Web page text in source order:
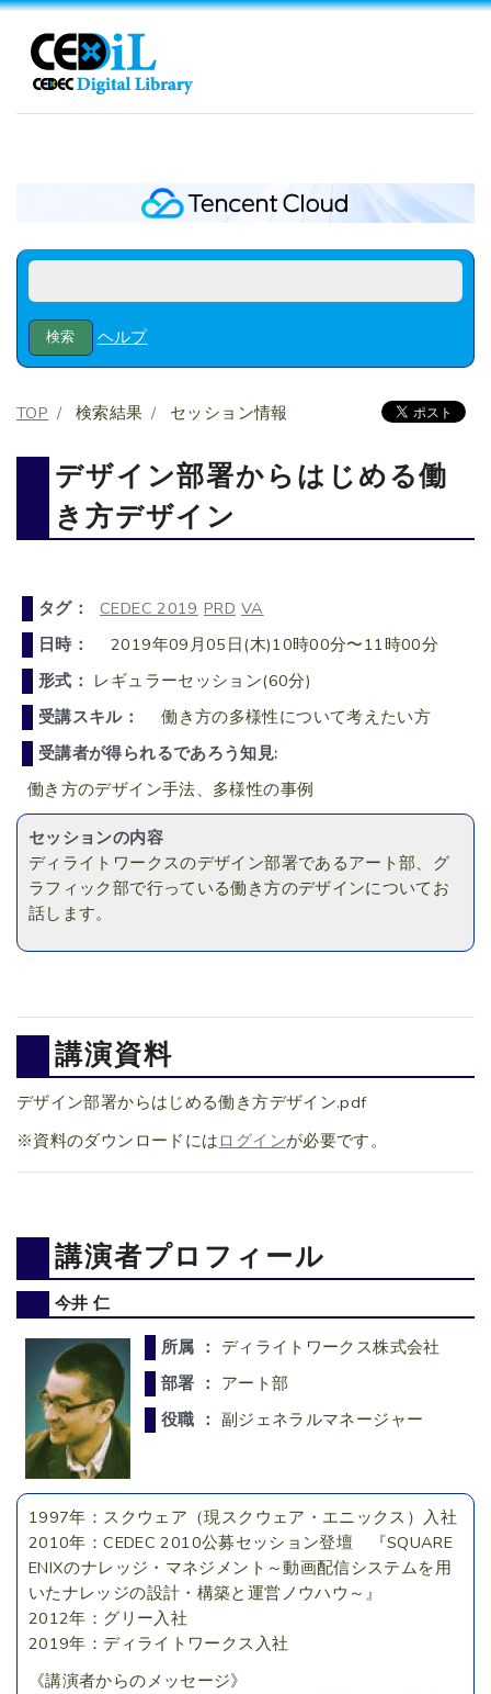
ヘルプ
TOP 検索結果 セッション情報
デザイン部署からはじめる働
き方デザイン
タグ： CEDEC 2019 PRD VA
日時：
2019年09月05日(木)10時00分〜11時00分
形式： レギュラーセッション(60分)
受講スキル：
働き方の多様性について考えたい方
受講者が得られるであろう知見:
働き方のデザイン手法、多様性の事例
セッションの内容
ディライトワークスのデザイン部署であるアート部、グ
ラフィック部で行っている働き方のデザインについてお
話します。
講演資料
デザイン部署からはじめる働き方デザイン.pdf
※資料のダウンロードには ログインが必要です。
講演者プロフィール
今井 仁
所属 ： ディライトワークス株式会社
部署 ： アート部
役職 ： 副ジェネラルマネージャー
1997年：スクウェア（現スクウェア・エニックス）入社
2010年：CEDEC 2010公募セッション登壇 『SQUARE
ENIXのナレッジ・マネジメント～動画配信システムを用
いたナレッジの設計・構築と運営ノウハウ～』
2012年：グリー入社
2019年：ディライトワークス入社
《講演者からのメッセージ》